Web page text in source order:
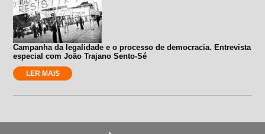
Campanha da legalidade e o processo de democracia. Entrevista
especial com João Trajano Sento-Sé
LER MAIS